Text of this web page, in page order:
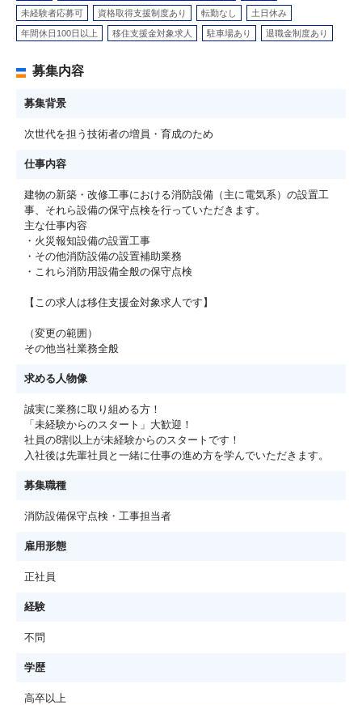
未経験者応募可 資格取得支援制度あり 転勤なし 土日休み
年間休日100日以上 移住支援金対象求人 駐車場あり 退職金制度あり
募集内容
募集背景
次世代を担う技術者の増員・育成のため
仕事内容
建物の新築・改修工事における消防設備（主に電気系）の設置工
事、それら設備の保守点検を行っていただきます。
主な仕事内容
・火災報知設備の設置工事
・その他消防設備の設置補助業務
・これら消防用設備全般の保守点検
【この求人は移住支援金対象求人です】
（変更の範囲）
その他当社業務全般
求める人物像
誠実に業務に取り組める方！
「未経験からのスタート」大歓迎！
社員の8割以上が未経験からのスタートです！
入社後は先輩社員と一緒に仕事の進め方を学んでいただきます。
募集職種
消防設備保守点検・工事担当者
雇用形態
正社員
経験
不問
学歴
高卒以上